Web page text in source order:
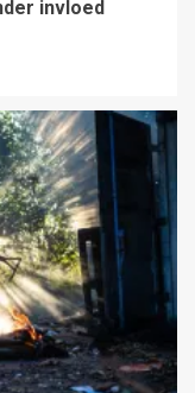
invloed